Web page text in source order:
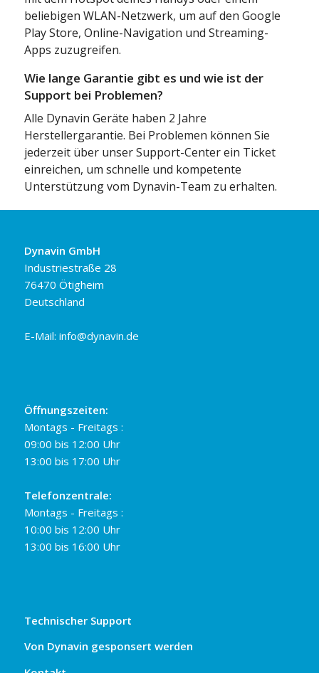
beliebigen WLAN-Netzwerk, um auf den Google
Play Store, Online-Navigation und Streaming-
Apps zuzugreifen.
Wie lange Garantie gibt es und wie ist der
Support bei Problemen?
Alle Dynavin Geräte haben 2 Jahre
Herstellergarantie. Bei Problemen können Sie
jederzeit über unser Support-Center ein Ticket
einreichen, um schnelle und kompetente
Unterstützung vom Dynavin-Team zu erhalten.
Dynavin GmbH
Industriestraße 28
76470 Ötigheim
Deutschland
E-Mail: info@dynavin.de
Öffnungszeiten:
Montags - Freitags :
09:00 bis 12:00 Uhr
13:00 bis 17:00 Uhr
Telefonzentrale:
Montags - Freitags :
10:00 bis 12:00 Uhr
13:00 bis 16:00 Uhr
Technischer Support
Von Dynavin gesponsert werden